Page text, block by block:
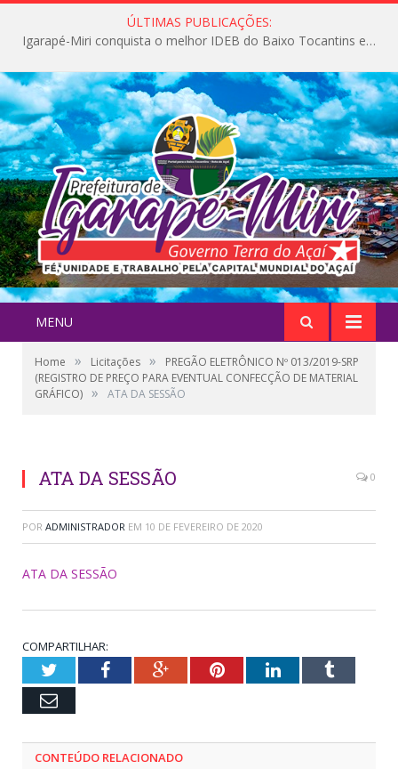
ÚLTIMAS PUBLICAÇÕES:
Igarapé-Miri conquista o melhor IDEB do Baixo Tocantins e avança na qualidade da educação pública
MENU
Home » Licitações »
PREGÃO ELETRÔNICO Nº 013/2019-SRP
(REGISTRO DE PREÇO PARA EVENTUAL CONFECÇÃO DE MATERIAL
GRÁFICO) » ATA DA SESSÃO
ATA DA SESSÃO 0
POR ADMINISTRADOR EM 10 DE FEVEREIRO DE 2020
ATA DA SESSÃO
COMPARTILHAR:
TwitterFacebookGoogle+PinterestLinkedInTumblr
Email
CONTEÚDO RELACIONADO